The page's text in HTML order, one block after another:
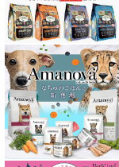
成猫用 フード
シニア猫用 フ
皮膚・被毛ケ
食物アレルギー対応